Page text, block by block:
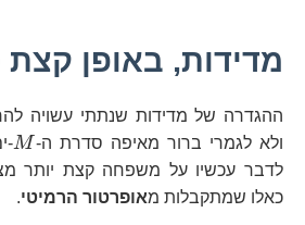
מדידות, באופן קצת
ההגדרה של מדידות שנתתי עשויה
ולא לגמרי ברור מאיפה סדרת ה-
M
M
-
לדבר עכשיו על משפחה קצת יותר
כאלו שמתקבלות מאופרטור הרמיטי.